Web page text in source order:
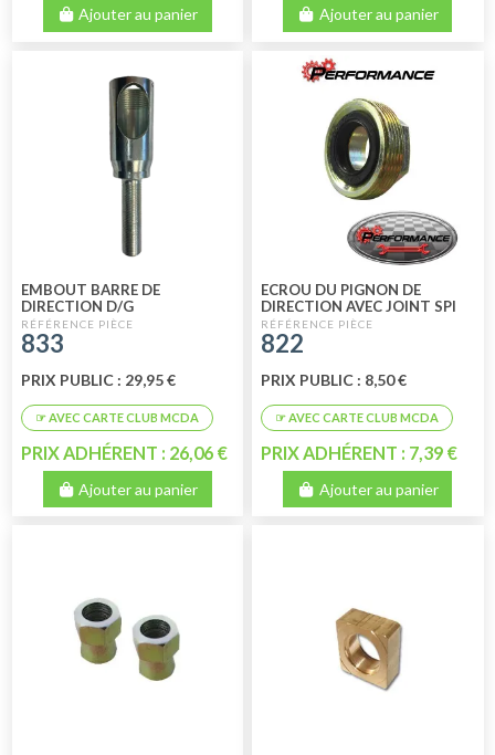
Ajouter au panier Ajouter au panier
EMBOUT BARRE DE
DIRECTION D/G
833
PRIX PUBLIC : 29,95 €
PRIX ADHÉRENT : 26,06 €
Ajouter au panier
ECROU DU PIGNON DE
DIRECTION AVEC JOINT SPI
D'ETANCHEITE
PERFORMANCE
822
PRIX PUBLIC : 8,50 €
PRIX ADHÉRENT : 7,39 €
Ajouter au panier